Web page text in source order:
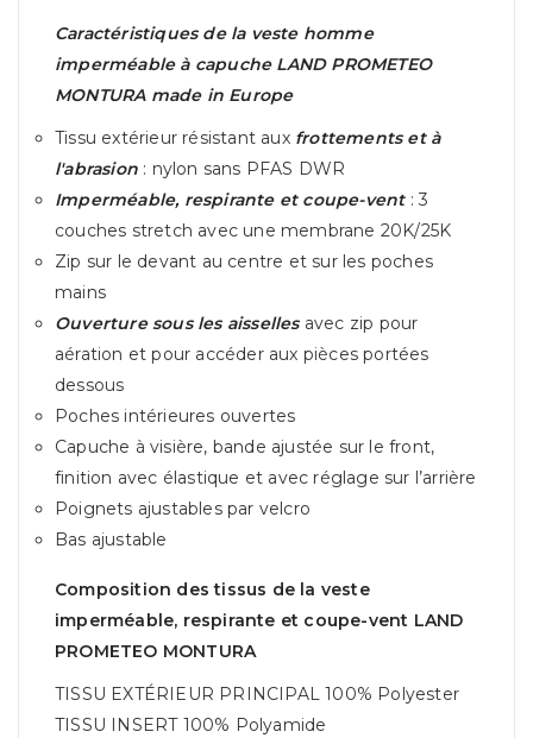
Caractéristiques de la veste homme
imperméable à capuche LAND PROMETEO
MONTURA made in Europe
Tissu extérieur résistant aux frottements et à
l'abrasion : nylon sans PFAS DWR
Imperméable, respirante et coupe-vent : 3
couches stretch avec une membrane 20K/25K
Zip sur le devant au centre et sur les poches
mains
Ouverture sous les aisselles avec zip pour
aération et pour accéder aux pièces portées
dessous
Poches intérieures ouvertes
Capuche à visière, bande ajustée sur le front,
finition avec élastique et avec réglage sur l’arrière
Poignets ajustables par velcro
Bas ajustable
Composition des tissus de la veste
imperméable, respirante et coupe-vent LAND
PROMETEO MONTURA
TISSU EXTÉRIEUR PRINCIPAL 100% Polyester
TISSU INSERT 100% Polyamide